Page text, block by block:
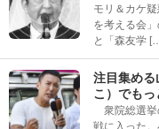
モリ＆カケ
を考える会
と「森友学
注目集め
こ）でも
衆院総選挙
戦に入った